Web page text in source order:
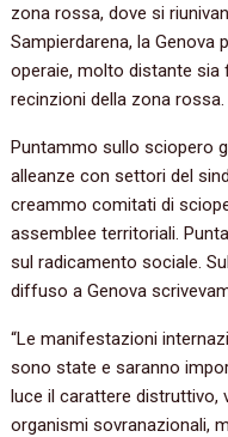
zona rossa, dove si
Sampierdarena, la Genova
operaie, molto distante sia
recinzioni della zona rossa.
Puntammo sullo sciopero
alleanze con settori del
creammo comitati di
assemblee territoriali.
sul radicamento sociale.
diffuso a Genova
“Le manifestazioni
sono state e saranno
luce il carattere distruttivo,
organismi sovranazionali,